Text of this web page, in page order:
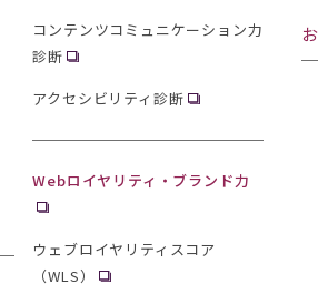
コンテンツコミュニケーション力
診断
アクセシビリティ診断
Webロイヤリティ・ブランド力
ウェブロイヤリティスコア
（WLS）